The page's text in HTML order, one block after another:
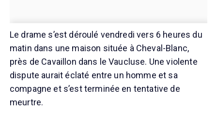
Le drame s’est déroulé vendredi vers 6 heures du
matin dans une maison située à Cheval-Blanc,
près de Cavaillon dans le Vaucluse. Une violente
dispute aurait éclaté entre un homme et sa
compagne et s’est terminée en tentative de
meurtre.